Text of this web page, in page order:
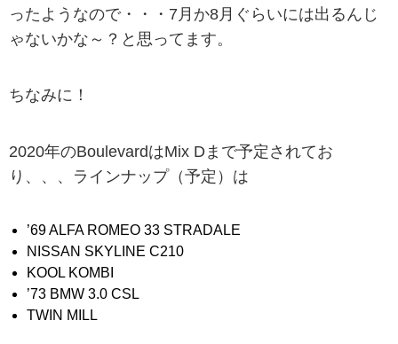
ったようなので・・・7月か8月ぐらいには出るんじ
ゃないかな～？と思ってます。
ちなみに！
2020年のBoulevardはMix Dまで予定されてお
り、、、ラインナップ（予定）は
’69 ALFA ROMEO 33 STRADALE
NISSAN SKYLINE C210
KOOL KOMBI
’73 BMW 3.0 CSL
TWIN MILL